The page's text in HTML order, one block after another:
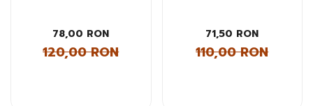
78,00 RON
120,00 RON
71,50 RON
110,00 RON